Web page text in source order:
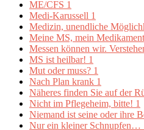
ME/CFS 1
Medi-Karussell 1
Medizin, unendliche
Meine MS, mein
Messen können wir.
MS ist heilbar! 1
Mut oder muss? 1
Nach Plan krank 1
Näheres finden Sie auf der
Nicht im Pflegeheim, bitte! 1
Niemand ist seine oder ihre
Nur ein kleiner Schnupfen…